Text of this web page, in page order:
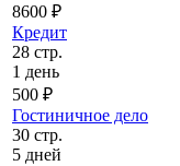
8600 ₽
Кредит
28 стр.
1 день
500 ₽
Гостиничное дело
30 стр.
5 дней